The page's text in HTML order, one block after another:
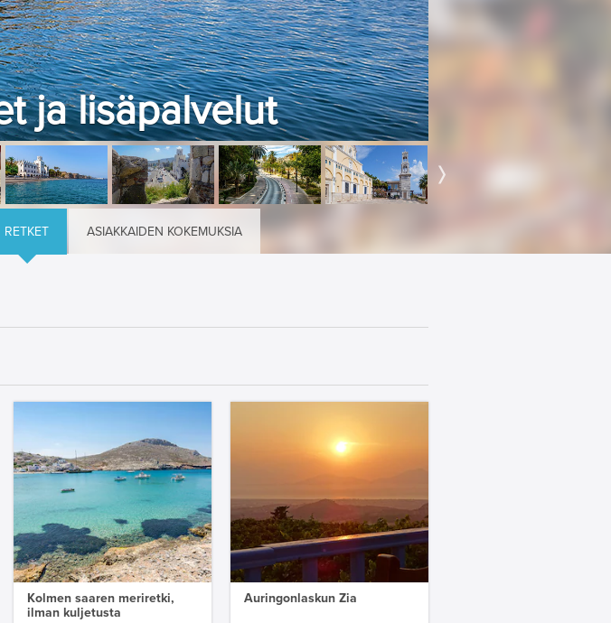
ja lisäpalvelut
RETKET ASIAKKAIDEN KOKEMUKSIA
Kolmen saaren meriretki,
ilman kuljetusta
Auringonlaskun Zia